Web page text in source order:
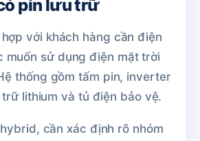
pin lưu trữ
với khách hàng cần điện
muốn sử dụng điện mặt trời
thống gồm tấm pin, inverter
lithium và tủ điện bảo vệ.
cần xác định rõ nhóm